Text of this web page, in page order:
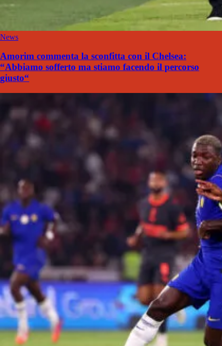
News
Amorim commenta la sconfitta con il Chelsea:
“Abbiamo sofferto ma stiamo facendo il percorso
giusto“